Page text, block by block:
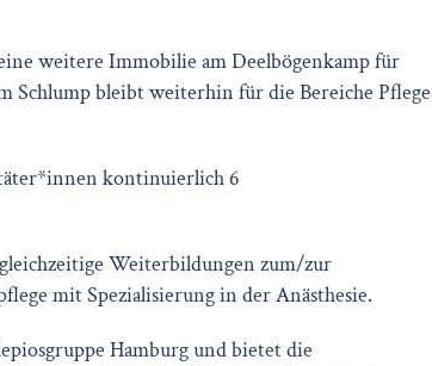
weitere Immobilie am Deelbögenkamp für
Schlump bleibt weiterhin für die Bereiche Pflege
kontinuierlich 6
Weiterbildungen zum/zur
mit Spezialisierung in der Anästhesie.
Hamburg und bietet die